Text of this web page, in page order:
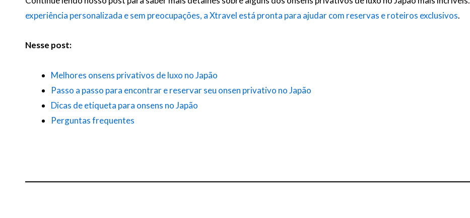
experiência personalizada e sem preocupações, a Xtravel está pronta para ajudar com reservas e roteiros exclusivos.
Nesse post:
Melhores onsens privativos de luxo no Japão
Passo a passo para encontrar e reservar seu onsen privativo no Japão
Dicas de etiqueta para onsens no Japão
Perguntas frequentes